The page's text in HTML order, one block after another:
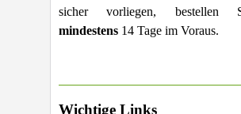
sicher vorliegen, bestellen
mindestens 14 Tage im Voraus.
Wichtige Links